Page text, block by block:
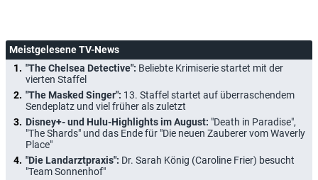
Meistgelesene TV-News
"The Chelsea Detective": Beliebte Krimiserie startet mit der
vierten Staffel
"The Masked Singer": 13. Staffel startet auf überraschendem
Sendeplatz und viel früher als zuletzt
Disney+- und Hulu-Highlights im August: "Death in Paradise",
"The Shards" und das Ende für "Die neuen Zauberer vom Waverly
Place"
"Die Landarztpraxis": Dr. Sarah König (Caroline Frier) besucht
"Team Sonnenhof"